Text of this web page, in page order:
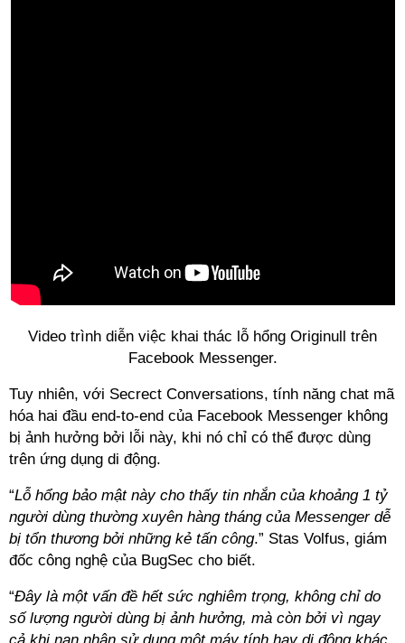
Video trình diễn việc khai thác lỗ hổng Originull trên
Facebook Messenger.
Tuy nhiên, với Secrect Conversations, tính năng chat mã
hóa hai đầu end-to-end của Facebook Messenger không
bị ảnh hưởng bởi lỗi này, khi nó chỉ có thể được dùng
trên ứng dụng di động.
“Lỗ hổng bảo mật này cho thấy tin nhắn của khoảng 1 tỷ
người dùng thường xuyên hàng tháng của Messenger dễ
bị tổn thương bởi những kẻ tấn công.” Stas Volfus, giám
đốc công nghệ của BugSec cho biết.
“Đây là một vấn đề hết sức nghiêm trọng, không chỉ do
số lượng người dùng bị ảnh hưởng, mà còn bởi vì ngay